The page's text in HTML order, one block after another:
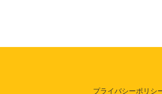
プライバシーポリシ